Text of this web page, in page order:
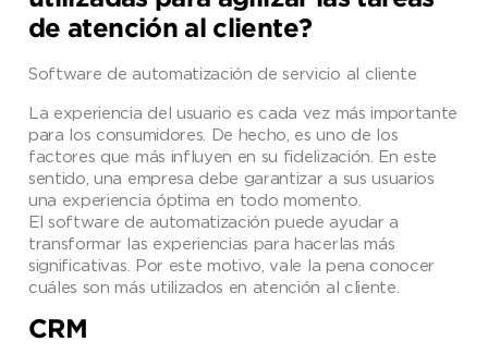
de atención al cliente?
Software de automatización de servicio al cliente
La experiencia del usuario es cada vez más importante
para los consumidores. De hecho, es uno de los
factores que más influyen en su fidelización. En este
sentido, una empresa debe garantizar a sus usuarios
una experiencia óptima en todo momento.
El software de automatización puede ayudar a
transformar las experiencias para hacerlas más
significativas. Por este motivo, vale la pena conocer
cuáles son más utilizados en atención al cliente.
CRM